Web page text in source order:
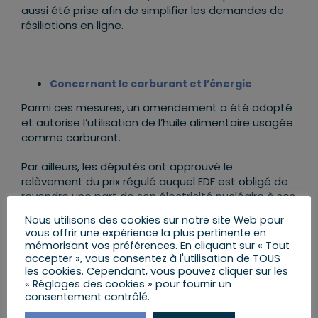
aussi été prise afin de simplifier les demandes de
résiliations en ligne.
Concernant le carburant et l’énergie
Parmi ces mesures, un amendement a été adopté
et autorise l’utilisation de l’huile alimentaire usagée
comme carburant.
Par ailleurs, les députés ont approuvé le
relèvement du prix régulé auquel EDF est obligé de
revendre une part de son électricité nucléaire à ses
l’électricité nucléaire historique.
L’ensemble de ses mesures devront être validées
Nous utilisons des cookies sur notre site Web pour
vous offrir une expérience la plus pertinente en
mémorisant vos préférences. En cliquant sur « Tout
accepter », vous consentez à l'utilisation de TOUS
les cookies. Cependant, vous pouvez cliquer sur les
« Réglages des cookies » pour fournir un
consentement contrôlé.